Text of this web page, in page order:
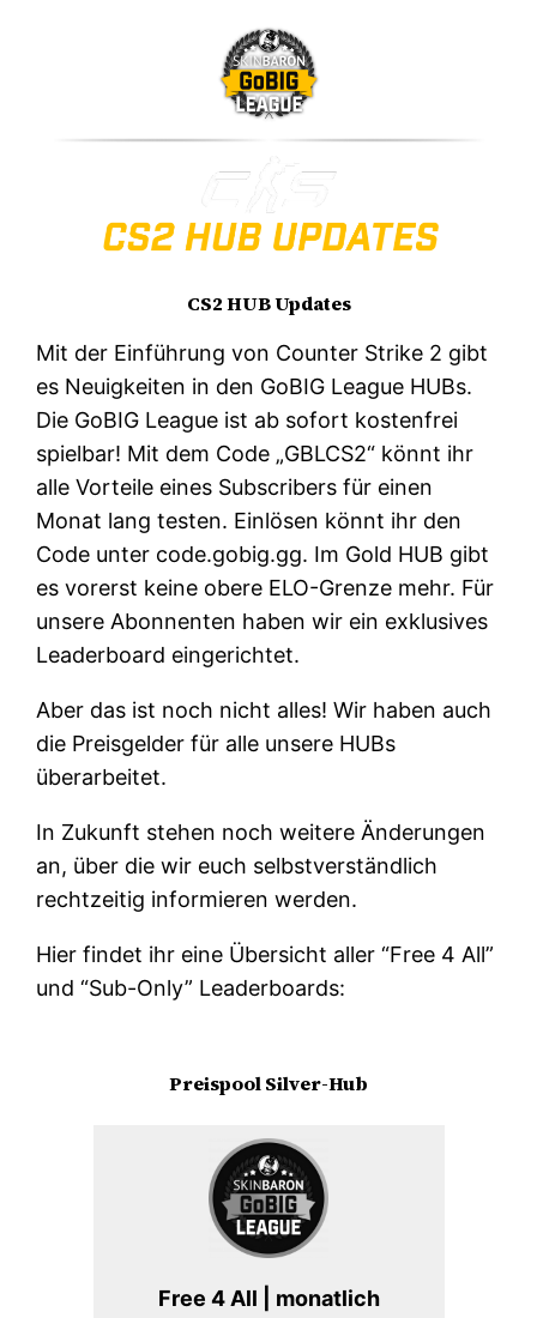
CS2 HUB Updates
Mit der Einführung von Counter Strike 2 gibt
es Neuigkeiten in den GoBIG League HUBs.
Die GoBIG League ist ab sofort kostenfrei
spielbar! Mit dem Code „GBLCS2“ könnt ihr
alle Vorteile eines Subscribers für einen
Monat lang testen. Einlösen könnt ihr den
Code unter code.gobig.gg. Im Gold HUB gibt
es vorerst keine obere ELO-Grenze mehr. Für
unsere Abonnenten haben wir ein exklusives
Leaderboard eingerichtet.
Aber das ist noch nicht alles! Wir haben auch
die Preisgelder für alle unsere HUBs
überarbeitet.
In Zukunft stehen noch weitere Änderungen
an, über die wir euch selbstverständlich
rechtzeitig informieren werden.
Hier findet ihr eine Übersicht aller “Free 4 All”
und “Sub-Only” Leaderboards:
Preispool Silver-Hub
Free 4 All | monatlich